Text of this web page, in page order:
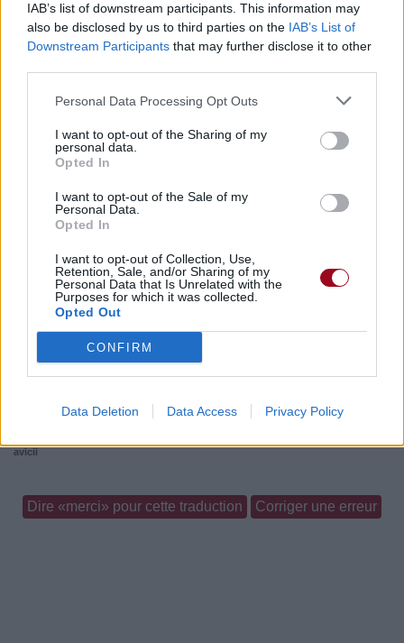
IAB’s list of downstream participants. This information may
also be disclosed by us to third parties on the IAB’s List of
Downstream Participants that may further disclose it to other
Personal Data Processing Opt Outs
I want to opt-out of the Sharing of my
personal data.
Opted In
I want to opt-out of the Sale of my
Personal Data.
Opted In
I want to opt-out of Collection, Use,
Retention, Sale, and/or Sharing of my
Personal Data that Is Unrelated with the
Purposes for which it was collected.
Opted Out
CONFIRM
Data Deletion Data Access Privacy Policy
Pour prolonger le plaisir musical :
Vous aimez chanter, apprenez la guitare chez
Télécharger légalement les MP3 sur
Télécharger légalement les MP3 ou trouver le CD sur
Trouver des vinyles et des CD sur
Trouver un instrument de musique ou une partition au
Paroles + Traduction
Commentaires
Commentaires
avicii
Dire «merci» pour cette traduction Corriger une erreur